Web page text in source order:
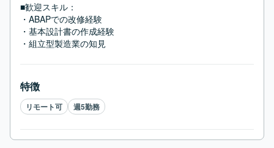
■歓迎スキル：
・ABAPでの改修経験
・基本設計書の作成経験
・組立型製造業の知見
特徴
リモート可 週5勤務